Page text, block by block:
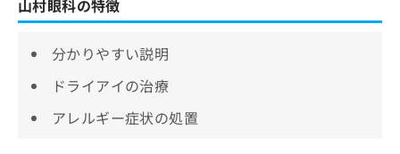
山村眼科の特徴
分かりやすい説明
ドライアイの治療
アレルギー症状の処置